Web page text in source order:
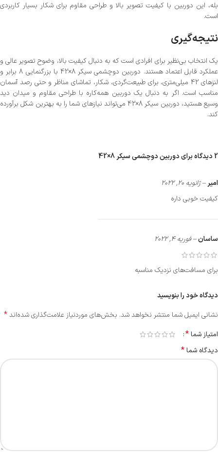
بله، این دوربین با کیفیت تصویر بالا و طراحی مقاوم برای شکار بسیار کاربردی
است.
نتیجه‌گیری
یک انتخاب بی‌نظیر برای افرادی است که به دنبال کیفیت بالا، وضوح تصویر عالی و
عملکرد قابل اعتماد هستند. دوربین دوچشمی سیکر 8×42 با بزرگنمایی 8 برابر و
لنزهای 42 میلی‌متری، برای طبیعت‌گردی، شکار، تماشای مناظر و حتی رصد آسمان
مناسب است. اگر به دنبال یک دوربین همه‌کاره با طراحی مقاوم و میدان دید
وسیع هستید، دوربین سیکر 8×42 می‌تواند نیازهای شما را به بهترین شکل برآورده
کند.
2 دیدگاه برای دوربین دوچشمی سیکر 8×42
امیر –ژانویه 20, 2022
کیفیت خوبی داره
ساسان–فوریه 4, 2022
برای مسافت‌های نزدیک مناسبه
دیدگاه خود را بنویسید
نشانی ایمیل شما منتشر نخواهد شد. بخش‌های موردنیاز علامت‌گذاری شده‌اند*
امتیاز شما*
دیدگاه شما*